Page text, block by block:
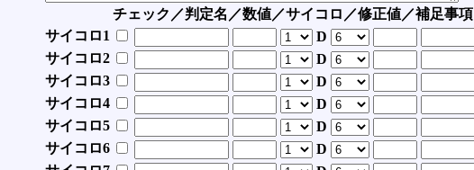
チェック／判定名／数値／サイコロ／修正値／補足事項
サイコロ1
D
サイコロ2
D
サイコロ3
D
サイコロ4
D
サイコロ5
D
サイコロ6
D